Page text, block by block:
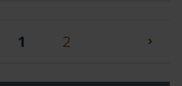
1 (current)
2